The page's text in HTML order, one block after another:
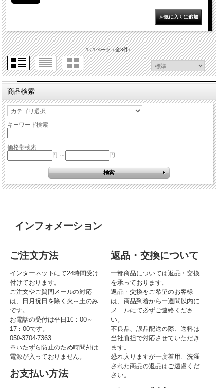
1 / 1ページ（全3件）
商品検索
キーワード検索
価格帯検索
円 ～
円
インフォメーション
ご注文方法
インターネットにて24時間受け
付けております。
ご注文やご質問メールの対応
は、日月祝日を除く火～土のみ
です。
お電話の受付は平日10：00～
17：00です。
050-3704-7363
※いたずら防止のため時間外は
電源が入っておりません。
お支払い方法
返品・交換について
一部商品については返品・交換
を承っております。
返品・交換をご希望のお客様
は、商品到着から一週間以内に
メールにて必ずご連絡くださ
い。
不良品、誤品配送の際、送料は
当社負担で対応させていただき
ます。
恐れ入りますが一度着用、洗濯
された商品の返品はご遠慮くだ
さい。